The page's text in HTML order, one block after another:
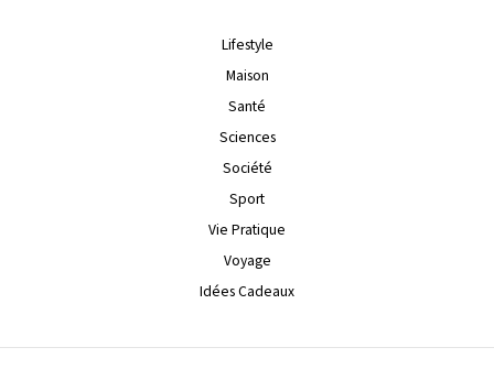
Lifestyle
Maison
Santé
Sciences
Société
Sport
Vie Pratique
Voyage
Idées Cadeaux